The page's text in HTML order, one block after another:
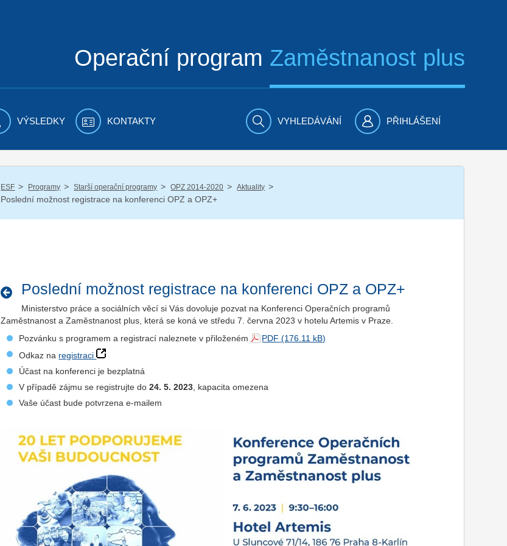
Operační program Zaměstnanost plus
VÝSLEDKY KONTAKTY VYHLEDÁVÁNÍ PŘIHLÁŠENÍ
ESF / Programy / Starší operační programy / OPZ 2014-2020 / Aktuality /
Poslední možnost registrace na konferenci OPZ a OPZ+
Poslední možnost registrace na konferenci OPZ a OPZ+
Ministerstvo práce a sociálních věcí si Vás dovoluje pozvat na Konferenci Operačních programů
Zaměstnanost a Zaměstnanost plus, která se koná ve středu 7. června 2023 v hotelu Artemis v Praze.
Pozvánku s programem a registrací naleznete v přiloženém
PDF
Odkaz na registraci
Účast na konferenci je bezplatná
V případě zájmu se registrujte do24. 5. 2023 , kapacita omezena
Vaše účast bude potvrzena e-mailem